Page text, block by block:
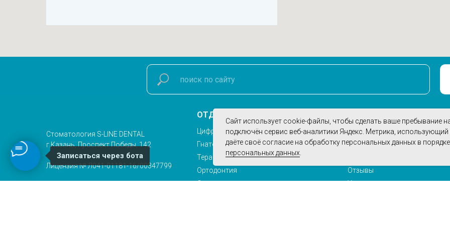
Стоматология S-LINE DENTAL
г.Казань, Проспект Победы, 142
Лицензия № Л041-01181-16/00347799
ОТДЕЛЕНИЯ
Цифровая диагностика
Гнатология
Терапия
Ортодонтия
Ортопедия
О нас
Документы
Отзывы
Услуги
Сайт использует cookie-файлы, чтобы сделать ваше пребывание
подключён сервис веб-аналитики Яндекс. Метрика,
даёте своё согласие на обработку персональных данных в
персональных данных
Записаться через бота